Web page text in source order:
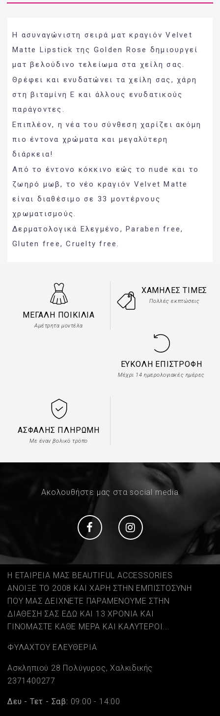
Η ασυναγώνιστη σειρά ματ κραγιόν Velvet
Matte Lipstick της Golden Rose δημιουργεί
ματ βελούδινο τελείωμα στα χείλη σας.
Θρέφει και ενυδατώνει τα χείλη σας, χάρη
στη βιταμίνη Ε και άλλους ενυδατικούς
παράγοντες.
Επιπλέον, η νέα του σύνθεση χαρίζει ακόμη
πιο έντονα χρώματα και μεγαλύτερη
διάρκεια!
Από το έντονο κόκκινο εώς το nude και το
ζωηρό μωβ, το νέο κραγιόν Velvet Matte
είναι διαθέσιμο σε 33 μοντέρνους
χρωματισμούς.
Δερματολογικά Ελεγμένο, Paraben free,
Gluten free, Cruelty free.
ΜΕΓΆΛΗ ΠΟΙΚΙΛΊΑ
Αμέτρητα μοντέλα
ΧΑΜΗΛΈΣ ΤΙΜΈΣ
Πολλές εκπτώσεις
ΕΎΚΟΛΗ ΕΠΙΣΤΡΟΦΉ
Μέχρι 14 ημερολογιακές ημέρες
ΑΣΦΑΛΉΣ ΠΛΗΡΩΜΉ
Με έναν βολικό τρόπο
Ακολουθήστε μας στα social media
Social Social
Η ΕΤΑΙΡΕΙΑ ΜΑΣ BEAUTIFUL ACCESSORIES
ΑΝΟΙΞΕ ΤΟ 2008 ΚΑΙ ΧΑΡΗ ΣΤΗΝ ΕΜΠΙΣΤΟΣΥΝΗ
ΠΟΥ ΜΑΣ ΔΕΙΧΝΕΤΕ ΠΑΡΑΜΕΝΟΥΜΕ ΣΤΗΝ
ΔΙΑΘΕΣΗ ΣΑΣ ΕΔΩ ΚΑΙ 13 ΧΡΟΝΙΑ ΚΑΙ
ΓΙΝΟΜΑΣΤΕ ΚΑΘΕ ΜΕΡΑ ΚΑΙ ΚΑΛΥΤΕΡΟΙ...
ΦΥΛΑΧΤΟΥ ΕΛΕΥΘΕΡΙΑ
Ασκληπιού 28 Πολύγυρος, Χαλκιδικής
2371400277
Δευ - Τετ - Σαβ: 09:00 - 14:00